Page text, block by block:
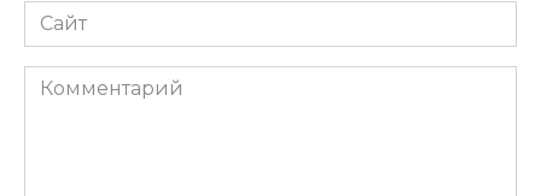
Сайт
Комментарий